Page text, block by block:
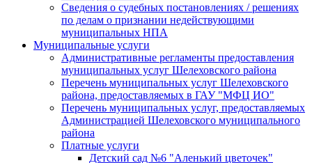
Сведения о судебных постановлениях / решениях
по делам о признании недействующими
муниципальных НПА
Муниципальные услуги
Административные регламенты предоставления
муниципальных услуг Шелеховского района
Перечень муниципальных услуг Шелеховского
района, предоставляемых в ГАУ "МФЦ ИО"
Перечень муниципальных услуг, предоставляемых
Администрацией Шелеховского муниципального
района
Платные услуги
Детский сад №6 "Аленький цветочек"